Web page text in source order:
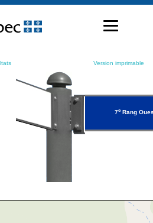
Version imprimable
7eRang